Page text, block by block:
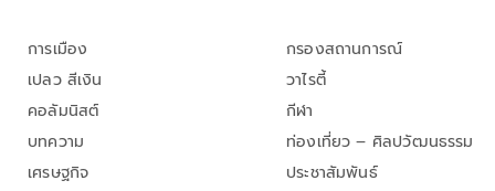
การเมือง
เปลว สีเงิน
คอลัมนิสต์
บทความ
เศรษฐกิจ
กรองสถานการณ์
วาไรตี้
กีฬา
ท่องเที่ยว – ศิลปวัฒนธรรม
ประชาสัมพันธ์